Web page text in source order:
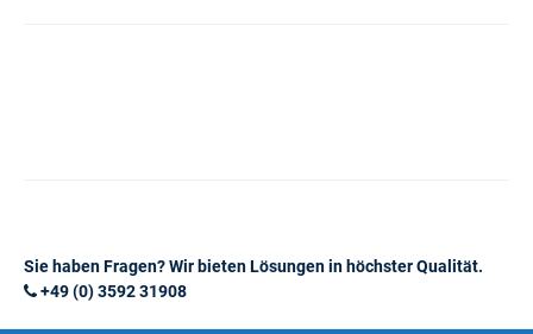
Sie haben Fragen? Wir bieten Lösungen in höchster Qualität.
+49 (0) 3592 31908